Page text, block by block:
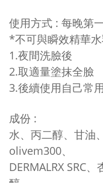
使用方式 : 每晚第
*不可與瞬效精華水
1.夜間洗臉後
2.取適量塗抹全臉
3.後續使用自己常
成份 :
水、丙二醇、甘油、
olivem300、
DERMALRX SRC、